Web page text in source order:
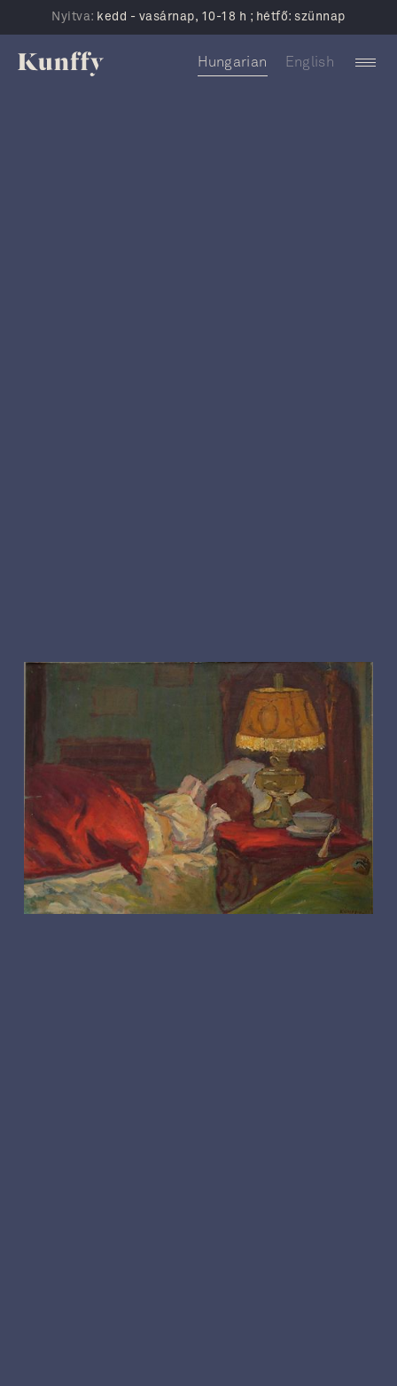
Nyitva: kedd - vasárnap, 10-18 h ; hétfő: szünnap
Hungarian English